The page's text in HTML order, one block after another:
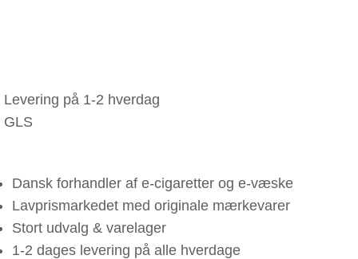
Levering på 1-2 hverdag
GLS
Dansk forhandler af e-cigaretter og e-væske
Lavprismarkedet med originale mærkevarer
Stort udvalg & varelager
1-2 dages levering på alle hverdage